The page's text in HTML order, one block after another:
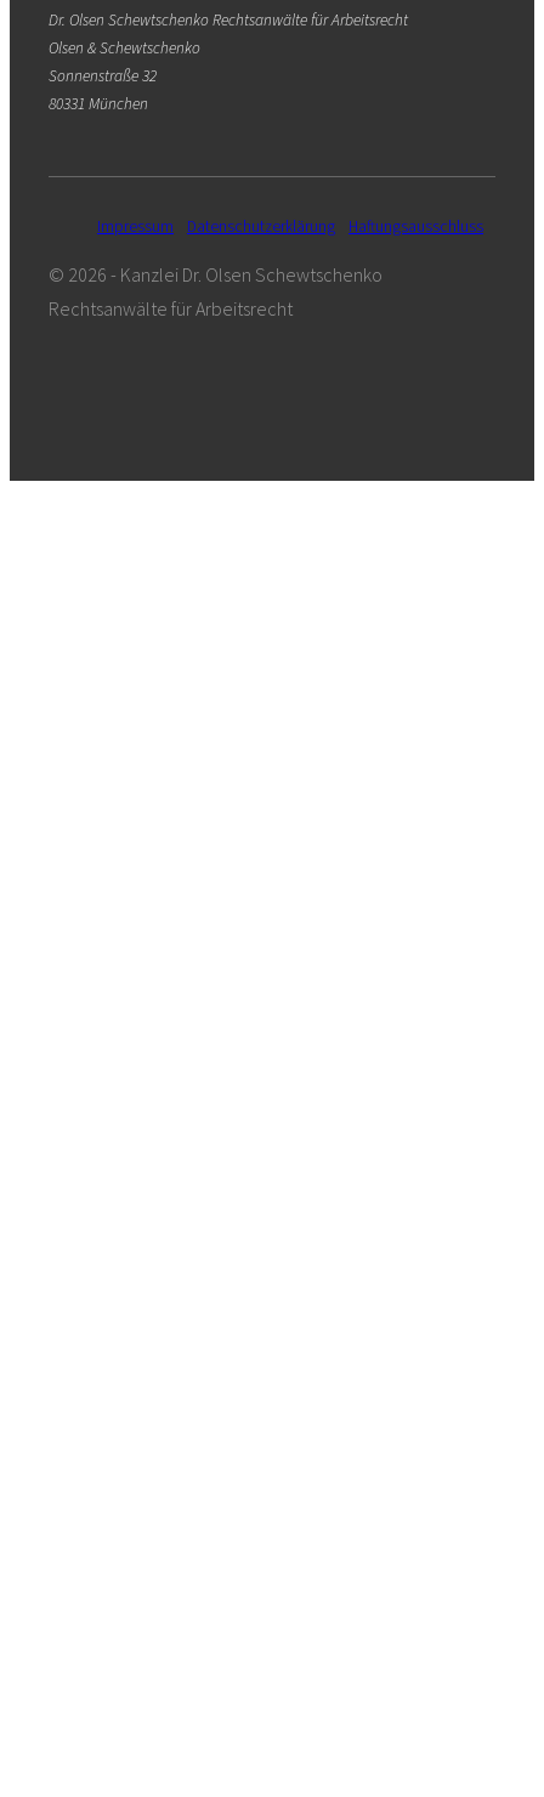
Dr. Olsen Schewtschenko Rechtsanwälte für Arbeitsrecht
Olsen & Schewtschenko
Sonnenstraße 32
80331 München
Impressum Datenschutzerklärung Haftungsausschluss
© 2026 - Kanzlei Dr. Olsen Schewtschenko
Rechtsanwälte für Arbeitsrecht